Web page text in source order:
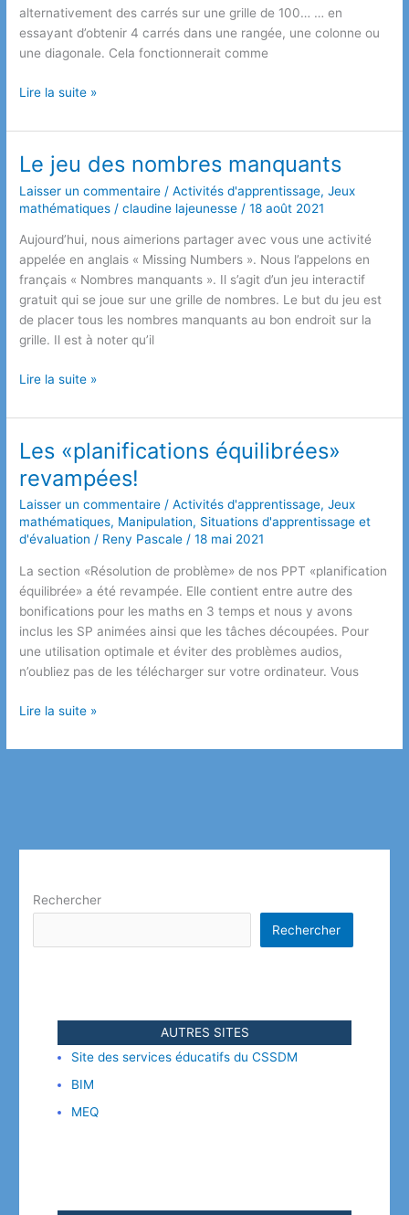
alternativement des carrés sur une grille de 100… … en
essayant d’obtenir 4 carrés dans une rangée, une colonne ou
une diagonale. Cela fonctionnerait comme
Les
de
revisitées
Lire la suite »
Le jeu des nombres manquants
Laisser un commentaire /Activités d'apprentissage,Jeux
mathématiques /claudine lajeunesse /18 août 2021
Aujourd’hui, nous aimerions partager avec vous une activité
appelée en anglais « Missing Numbers ». Nous l’appelons en
français « Nombres manquants ». Il s’agit d’un jeu interactif
gratuit qui se joue sur une grille de nombres. Le but du jeu est
de placer tous les nombres manquants au bon endroit sur la
grille. Il est à noter qu’il
Le
des
manquants
Lire la suite »
Les «planifications équilibrées»
revampées!
Laisser un commentaire /Activités d'apprentissage,Jeux
mathématiques, Manipulation, Situations d'apprentissage et
d'évaluation / Reny Pascale/18 mai 2021
La section «Résolution de problème» de nos PPT «planification
équilibrée» a été revampée. Elle contient entre autre des
bonifications pour les maths en 3 temps et nous y avons
inclus les SP animées ainsi que les tâches découpées. Pour
une utilisation optimale et éviter des problèmes audios,
n’oubliez pas de les télécharger sur votre ordinateur. Vous
Les
équilibrées»
Lire la suite »
Rechercher
Rechercher
AUTRES SITES
Site des services éducatifs du CSSDM
BIM
MEQ